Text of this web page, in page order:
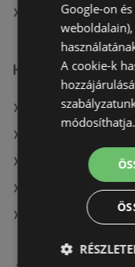
A(z) CBA üzletei
Hasonló
A(z) ALDI ajánlatai
A(z) Family Frost
A(z) Spar ajánlatai
A(z) Ecofamily
Google-on
A cookie-k
módosíthatja.